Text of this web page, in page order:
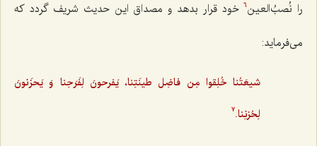
را نُصبُ‌العين6خود قرار بدهد و مصداق این حدیث شریف گردد که
می‌فرماید:
شيعَتُنا خُلِقوا مِن فاضِل طينَتِنا، يَفرحونَ لِفَرَحِنا وَ يَحزَنونَ
لِحُزنِنا.7